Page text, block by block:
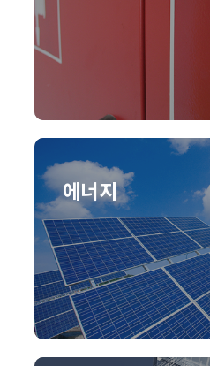
에너지